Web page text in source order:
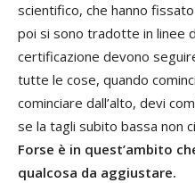
scientifico, che hanno
poi si sono tradotte in linee
certificazione devono
tutte le cose, quando
cominciare dall’alto, devi
se la tagli subito bassa non
Forse è in quest’ambito
qualcosa da aggiustare.